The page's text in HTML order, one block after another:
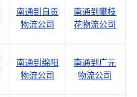
南通到自贡
物流公司
南通到攀枝
花物流公司
南通到绵阳
物流公司
南通到广元
物流公司